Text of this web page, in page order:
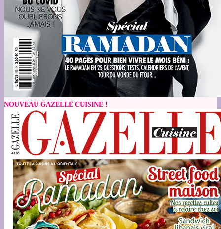
NOUVEAU GAZELLE CUISINE !